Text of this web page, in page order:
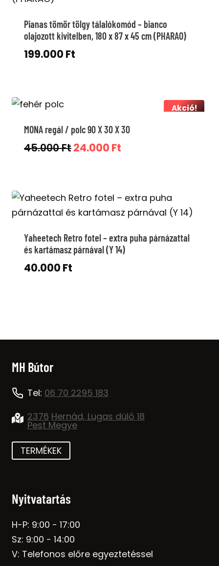
Pianas tömör tölgy tálalókomód – bianco
olajozott kivitelben, 180 x 87 x 45 cm (PHARAO)
199.000 Ft
Akció!
MONA regál / polc 90 X 30 X 30
45.000FtOriginal
45.000 Ft.
24.000 Ft
24.000 Ft.
Yaheetech Retro fotel – extra puha párnázattal
és kartámasz párnával (Y 14)
40.000 Ft
MH Bútor
Tel: 06 70 2295 183
2376 Hernád, Lugas dülő 18
Pest Megye
TERMÉKEK
Nyitvatartás
H-P: 9:00 - 17:00
Sz: 9:00 - 14:00
V: Telefonos előre egyeztetéssel